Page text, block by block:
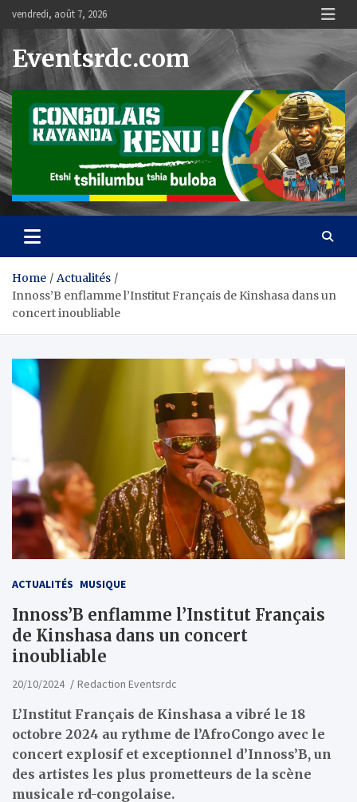
content
vendredi, août 7, 2026
Eventsrdc.com
Home
Actualités
Innoss’B enflamme l’Institut Français de Kinshasa dans un
concert inoubliable
ACTUALITÉS MUSIQUE
Innoss’B enflamme l’Institut Français
de Kinshasa dans un concert
inoubliable
20/10/2024 Redaction Eventsrdc
L’Institut Français de Kinshasa a vibré le 18
octobre 2024 au rythme de l’AfroCongo avec le
concert explosif et exceptionnel d’Innoss’B, un
des artistes les plus prometteurs de la scène
musicale rd-congolaise.